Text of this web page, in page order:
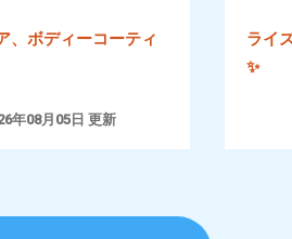
、ボディーコーティ
年08月05日 更新
ライ
✨